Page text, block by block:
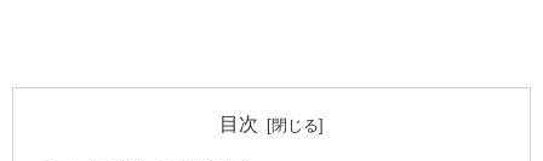
目次